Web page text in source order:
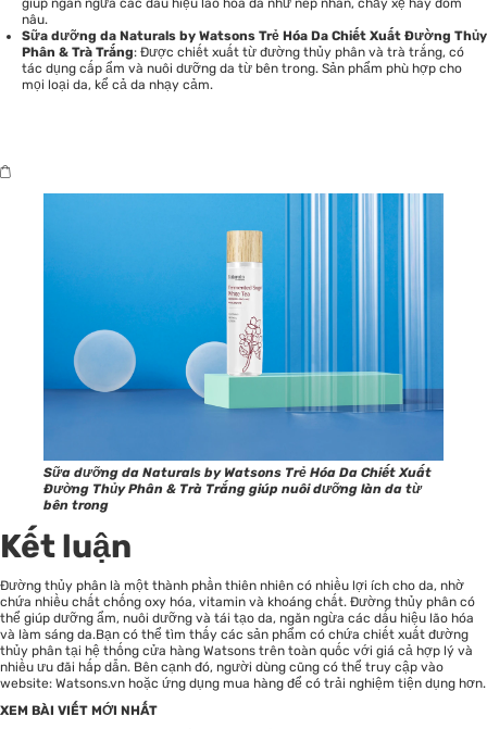
giúp ngăn ngừa các dấu hiệu lão hóa da như nếp nhăn, chảy xệ hay đốm
nâu.
Sữa dưỡng da Naturals by Watsons Trẻ Hóa Da Chiết Xuất Đường Thủy
Phân & Trà Trắng: Được chiết xuất từ đường thủy phân và trà trắng, có
tác dụng cấp ẩm và nuôi dưỡng da từ bên trong. Sản phẩm phù hợp cho
mọi loại da, kể cả da nhạy cảm.
Sữa dưỡng da Naturals by Watsons Trẻ Hóa Da Chiết Xuất
Đường Thủy Phân & Trà Trắng giúp nuôi dưỡng làn da từ
bên trong
Kết luận
Đường thủy phân là một thành phần thiên nhiên có nhiều lợi ích cho da, nhờ
chứa nhiều chất chống oxy hóa, vitamin và khoáng chất. Đường thủy phân có
thể giúp dưỡng ẩm, nuôi dưỡng và tái tạo da, ngăn ngừa các dấu hiệu lão hóa
và làm sáng da.Bạn có thể tìm thấy các sản phẩm có chứa chiết xuất đường
thủy phân tại hệ thống cửa hàng Watsons trên toàn quốc với giá cả hợp lý và
nhiều ưu đãi hấp dẫn. Bên cạnh đó, người dùng cũng có thể truy cập vào
website: Watsons.vn hoặc ứng dụng mua hàng để có trải nghiệm tiện dụng hơn.
XEM BÀI VIẾT MỚI NHẤT